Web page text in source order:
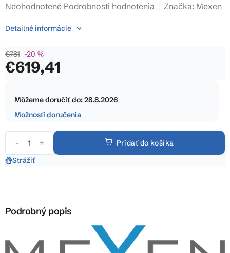
Priemerné
produktu
0,0
z
Neohodnotené Podrobnosti hodnotenia Značka: Mexen
€781 –20 %
€619,41
cena:
Môžeme doručiť do:28.8.2026
Možnosti doručenia
Pridať do košíka
Detailné informácie
Strážiť
Podrobný popis